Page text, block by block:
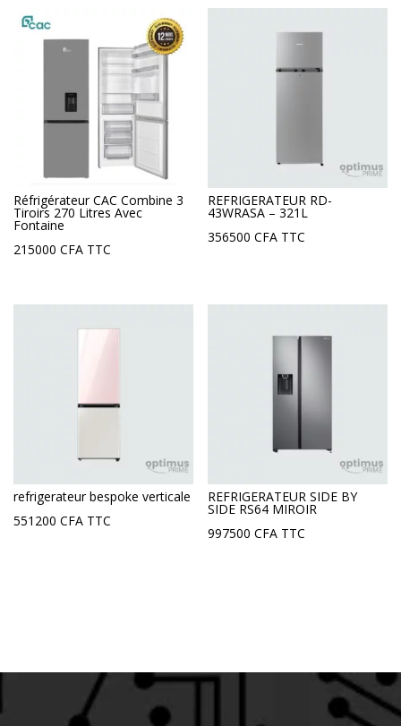
Réfrigérateur CAC Combine 3
Tiroirs 270 Litres Avec
Fontaine
215000 CFA TTC
REFRIGERATEUR RD-
43WRASA – 321L
356500CFA TTC
refrigerateur bespoke verticale
551200 CFA TTC
REFRIGERATEUR SIDE BY
SIDE RS64 MIROIR
997500CFA TTC